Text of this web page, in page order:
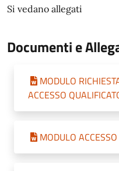
Si vedano allegati
Documenti e
MODULO
ACCESSO
MODULO